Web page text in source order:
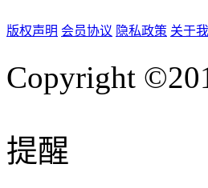
版权声明 会员协议 隐私政策 关于我
Copyright
提醒